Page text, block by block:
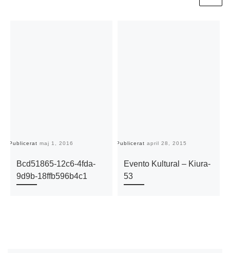
Publicerat maj 1, 2016
Bcd51865-12c6-4fda-
9d9b-18ffb596b4c1
Publicerat april 28, 2015
Evento Kultural – Kiura-
53